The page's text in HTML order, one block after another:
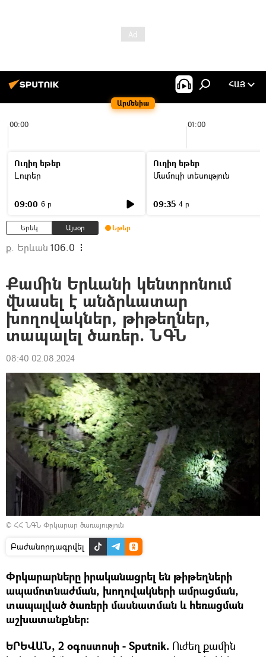
Արմենիա
ՀԱՅ
00:00 01:00
Ուղիղ եթեր
Լուրեր
09:00 6 ր
Ուղիղ եթեր
Մամուլի տեսություն
09:35 4 ր
Երեկ Այսօր Եթեր
ք. Երևան 106.0
Քամին Երևանի կենտրոնում
վնասել է անձրևատար
խողովակներ, թիթեղներ,
տապալել ծառեր. ՆԳՆ
08:40 02.08.2024
© ՀՀ ՆԳՆ Փրկարար ծառայություն
Բաժանորդագրվել
Փրկարարները իրականացրել են թիթեղների
ապամոտնաժման, խողովակների ամրացման,
տապալված ծառերի մասնատման և հեռացման
աշխատանքներ:
ԵՐԵՎԱՆ, 2 օգոստոսի - Sputnik. Ուժեղ քամին